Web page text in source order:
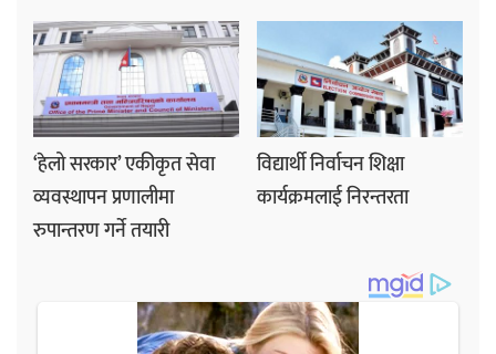
‘हेलो सरकार’ एकीकृत सेवा
व्यवस्थापन प्रणालीमा
रुपान्तरण गर्ने तयारी
विद्यार्थी निर्वाचन शिक्षा
कार्यक्रमलाई निरन्तरता